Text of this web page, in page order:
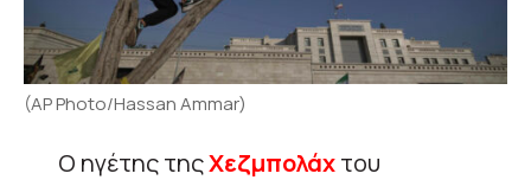
(AP Photo/Hassan Ammar)
Ο ηγέτης τηςΧεζμπολάχτου